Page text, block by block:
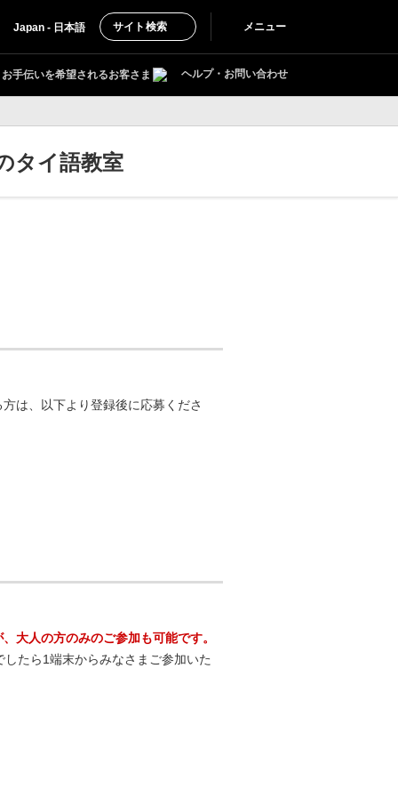
Japan - 日本語 サイト検索 メニュー
お手伝いを希望されるお客さま ヘルプ・お問い合わせ
タイ語教室
は、以下より登録後に応募くださ
大人の方のみのご参加も可能です。
たら1端末からみなさまご参加いた